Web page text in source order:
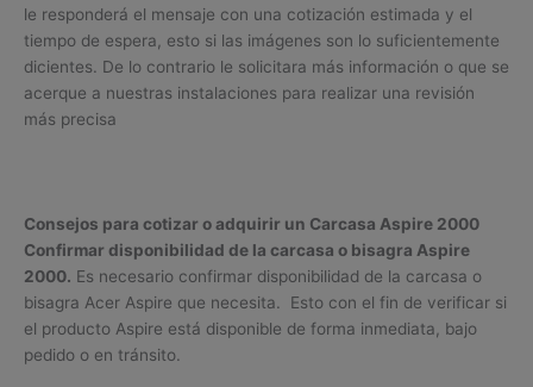
le responderá el mensaje con una cotización estimada y el
tiempo de espera, esto si las imágenes son lo suficientemente
dicientes. De lo contrario le solicitara más información o que se
acerque a nuestras instalaciones para realizar una revisión
más precisa
Consejos para cotizar o adquirir un Carcasa Aspire 2000
Confirmar disponibilidad de la carcasa o bisagra Aspire
2000. Es necesario confirmar disponibilidad de la carcasa o
bisagra Acer Aspire que necesita. Esto con el fin de verificar si
el producto Aspire está disponible de forma inmediata, bajo
pedido o en tránsito.